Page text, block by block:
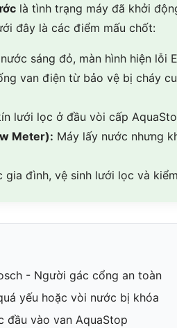
là tình trạng máy đã khởi
đây là các điểm mấu chốt:
sáng đỏ, màn hình hiện lỗi
van điện từ bảo vệ bị cháy
lưới lọc ở đầu vòi cấp
Meter): Máy lấy nước nhưng
gia đình, vệ sinh lưới lọc và
- Người gác cổng an toàn
yếu hoặc vòi nước bị khóa
đầu vào van AquaStop